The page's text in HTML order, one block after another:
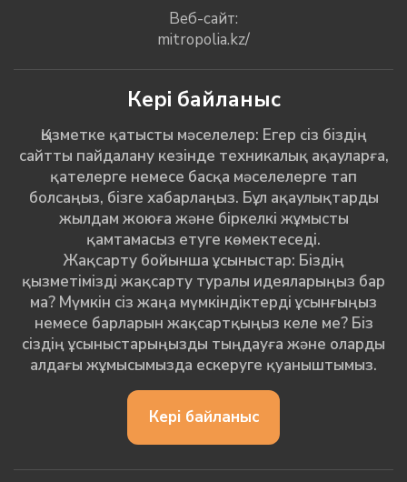
Веб-сайт:
mitropolia.kz/
Кері байланыс
Қызметке қатысты мәселелер: Егер сіз біздің
сайтты пайдалану кезінде техникалық ақауларға,
қателерге немесе басқа мәселелерге тап
болсаңыз, бізге хабарлаңыз. Бұл ақаулықтарды
жылдам жоюға және біркелкі жұмысты
қамтамасыз етуге көмектеседі.
Жақсарту бойынша ұсыныстар: Біздің
қызметімізді жақсарту туралы идеяларыңыз бар
ма? Мүмкін сіз жаңа мүмкіндіктерді ұсынғыңыз
немесе барларын жақсартқыңыз келе ме? Біз
сіздің ұсыныстарыңызды тыңдауға және оларды
алдағы жұмысымызда ескеруге қуаныштымыз.
Кері байланыс